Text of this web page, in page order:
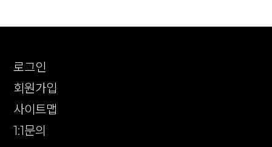
로그인
회원가입
사이트맵
1:1문의